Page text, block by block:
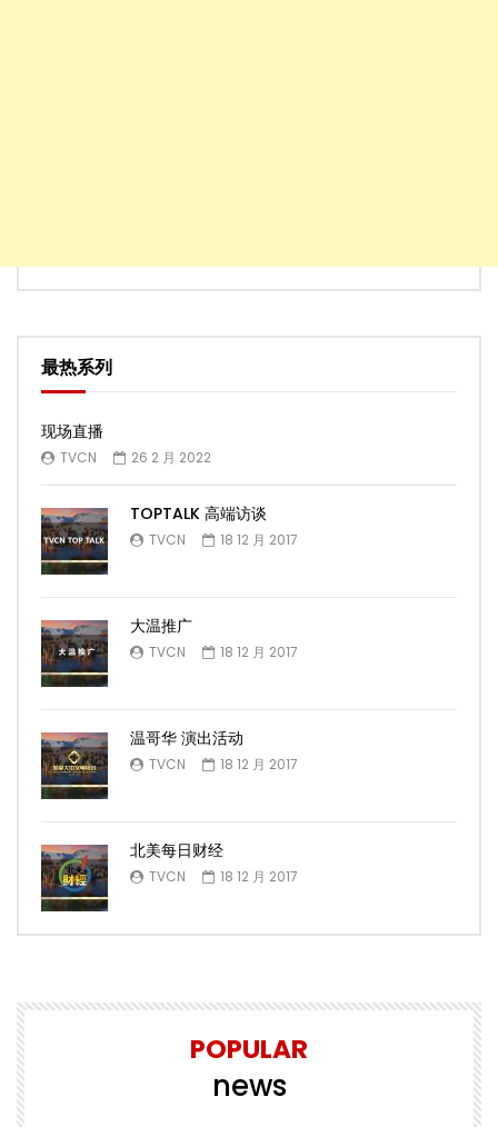
最热系列
现场直播
TVCN 26 2 月 2022
TOPTALK 高端访谈
TVCN 18 12 月 2017
大温推广
TVCN 18 12 月 2017
温哥华 演出活动
TVCN 18 12 月 2017
北美每日财经
TVCN 18 12 月 2017
POPULAR
news